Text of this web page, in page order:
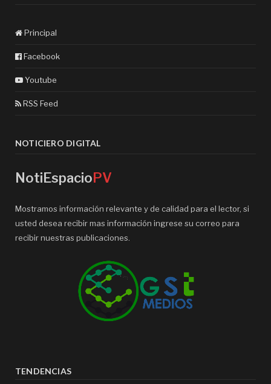
Principal
Facebook
Youtube
RSS Feed
NOTICIERO DIGITAL
NotiEspacioPV
Mostramos información relevante y de calidad para el lector, si
usted desea recibir mas información ingrese su correo para
recibir nuestras publicaciones.
TENDENCIAS